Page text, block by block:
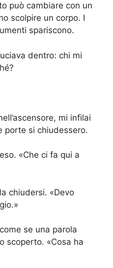
può cambiare con un
scolpire un corpo. I
spariscono.
dentro: chi mi
mi infilai
porte si chiudessero.
«Che ci fa qui a
chiudersi. «Devo
se una parola
scoperto. «Cosa ha